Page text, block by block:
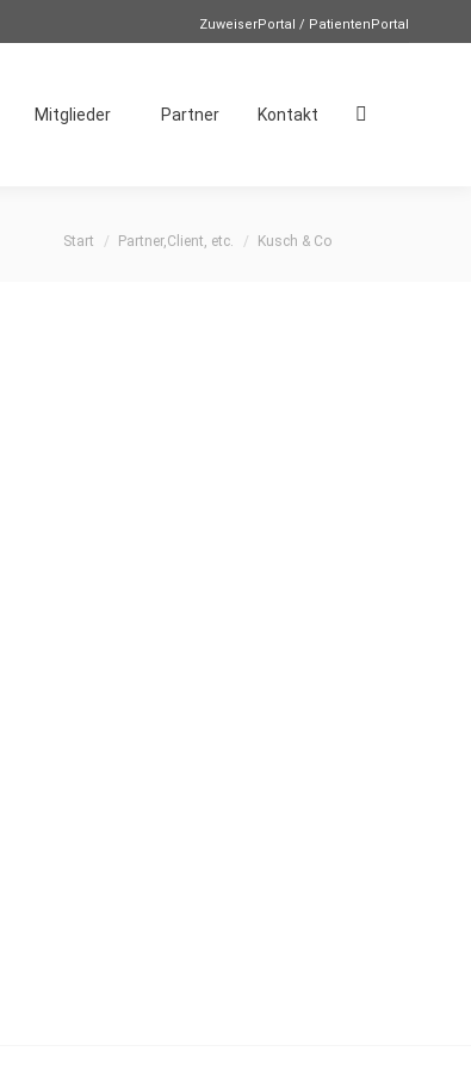
ZuweiserPortal / PatientenPortal
Mitglieder Partner Kontakt Search:
Sie befinden sich hier:
Start Partner,Client, etc. Kusch & Co